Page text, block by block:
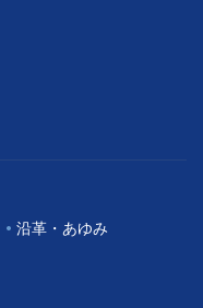
沿革・あゆみ